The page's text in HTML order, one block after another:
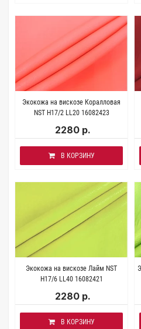
Экокожа на вискозе Коралловая
NST H17/2 LL20 16082423
2280 р.
В КОРЗИНУ
Экокожа на вискозе Лайм NST
H17/6 LL40 16082421
2280 р.
В КОРЗИНУ